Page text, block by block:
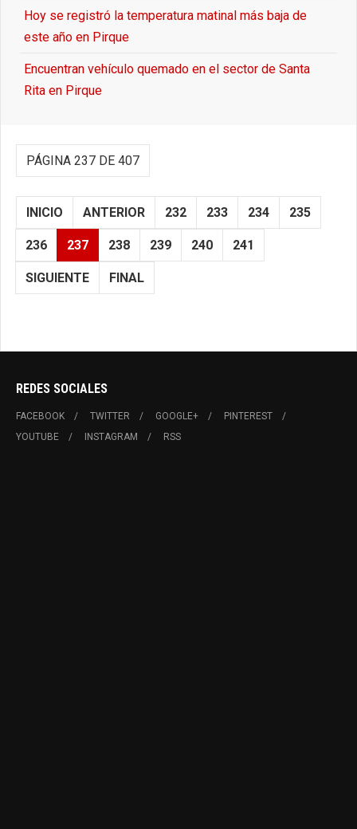
Hoy se registró la temperatura matinal más baja de
este año en Pirque
Encuentran vehículo quemado en el sector de Santa
Rita en Pirque
PÁGINA 237 DE 407
INICIO ANTERIOR 232 233 234 235
236 237 238 239 240 241
SIGUIENTE FINAL
REDES SOCIALES
FACEBOOK TWITTER GOOGLE+
PINTEREST
YOUTUBE
INSTAGRAM RSS